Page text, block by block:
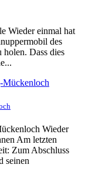
Wieder einmal hat
des
holen. Dass dies
Wieder
Am letzten
Zum Abschluss
seinen